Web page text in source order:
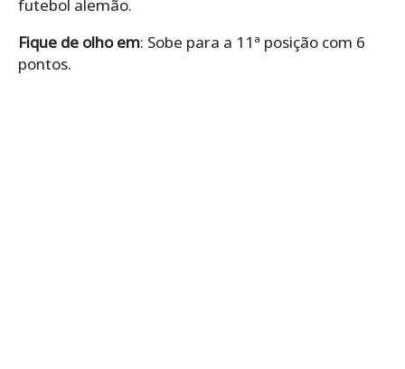
futebol alemão.
Fique de olho em: Sobe para a 11ª posição com 6
pontos.